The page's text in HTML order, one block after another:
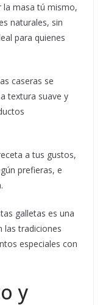
la masa tú mismo,
naturales, sin
para quienes
caseras se
textura suave y
a tus gustos,
prefieras, e
galletas es una
las tradiciones
especiales con
y